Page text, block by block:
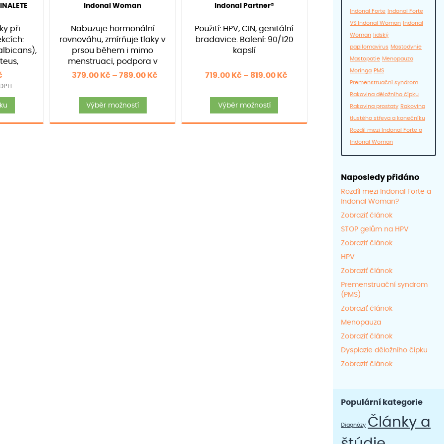
22)
při
7ks
4.97
hodnocení
zákazníků
(Hodnocení:88)
Indonal Woman
Nabuzuje hormonální
rovnováhu, zmírňuje tlaky v
prsou během i mimo
menstruaci, podpora v
období klimakteria. Balení:
379.00 Kč – 789.00 KčRozpětí
789.00 Kč
Výběr možností
má
5.00
hodnocení
zákazníků
(Hodnocení:40)
Indonal Partner®
Použití: HPV, CIN, genitální
bradavice. Balení: 90/120
kapslí
719.00 Kč – 819.00 KčRozpětí
819.00 Kč
Výběr možností
má
Indonal Forte Indonal Forte
VS Indonal Woman Indonal
Woman lidský
papilomavirus Mastodynie
Mastopatie Menopauza
Moringa PMS
Premenstruační syndrom
Rakovina děložního čípku
Rakovina prostaty Rakovina
tlustého střeva a konečníku
Rozdíl mezi Indonal Forte a
Indonal Woman
Naposledy přidáno
Rozdíl mezi Indonal Forte a
Indonal Woman?
Zobraziť článok
STOP gelům na HPV
Zobraziť článok
HPV
Zobraziť článok
Premenstruační syndrom
(PMS)
Zobraziť článok
Menopauza
Zobraziť článok
Dysplazie děložního čípku
Zobraziť článok
Populární kategorie
Diagnózy Články a